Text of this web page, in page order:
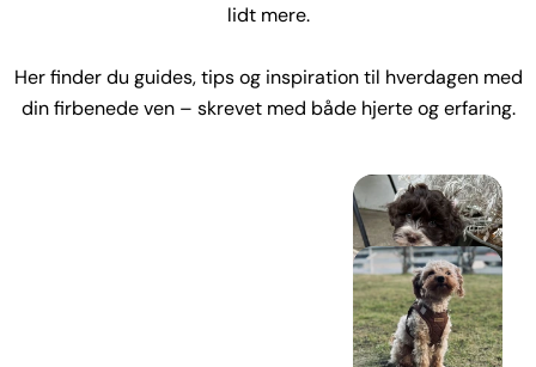
lidt mere.
Her finder du guides, tips og inspiration til hverdagen med
din firbenede ven – skrevet med både hjerte og erfaring.